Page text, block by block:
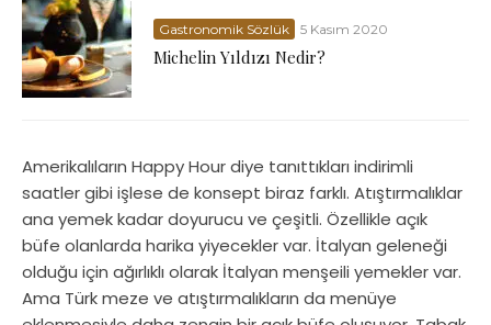
Gastronomik Sözlük 5 Kasım 2020
Michelin Yıldızı Nedir?
Amerikalıların Happy Hour diye tanıttıkları indirimli
saatler gibi işlese de konsept biraz farklı. Atıştırmalıklar
ana yemek kadar doyurucu ve çeşitli. Özellikle açık
büfe olanlarda harika yiyecekler var. İtalyan geleneği
olduğu için ağırlıklı olarak İtalyan menşeili yemekler var.
Ama Türk meze ve atıştırmalıkların da menüye